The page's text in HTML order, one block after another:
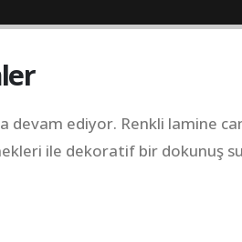
ediyor. Renkli lamine
ile dekoratif bir dokunuş